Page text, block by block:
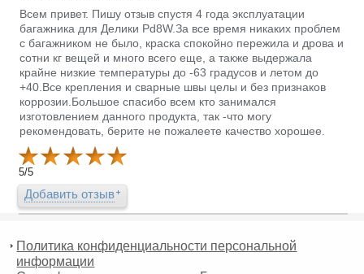
Всем привет. Пишу отзыв спустя 4 года эксплуатации
багажника для Делики Pd8W.За все время никаких проблем
с багажником не было, краска спокойно пережила и дрова и
сотни кг вещей и много всего еще, а также выдержала
крайне низкие температуры до -63 градусов и летом до
+40.Все крепления и сварные швы целы и без признаков
коррозии.Большое спасибо всем кто занимался
изготовлением данного продукта, так -что могу
рекомендовать, берите не пожалеете качество хорошее.
5/5
Добавить отзыв
Политика конфиденциальности персональной
информации